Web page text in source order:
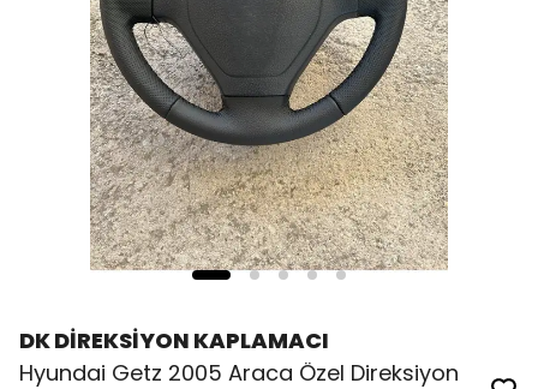
DK DİREKSİYON KAPLAMACI
Hyundai Getz 2005 Araca Özel Direksiyon